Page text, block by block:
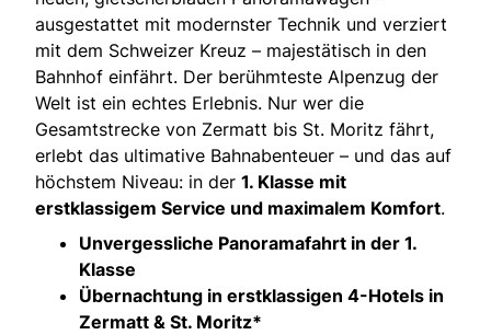
ausgestattet mit modernster Technik und verziert
mit dem Schweizer Kreuz – majestätisch in den
Bahnhof einfährt. Der berühmteste Alpenzug der
Welt ist ein echtes Erlebnis. Nur wer die
Gesamtstrecke von Zermatt bis St. Moritz fährt,
erlebt das ultimative Bahnabenteuer – und das auf
höchstem Niveau: in der 1. Klasse mit
erstklassigem Service und maximalem Komfort.
Unvergessliche Panoramafahrt in der 1.
Klasse
Übernachtung in erstklassigen 4-Hotels in
Zermatt & St. Moritz*